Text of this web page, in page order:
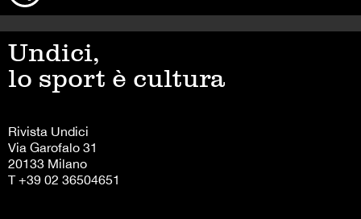
Undici,
lo sport è cultura
Rivista Undici
Via Garofalo 31
20133 Milano
T +39 02 36504651